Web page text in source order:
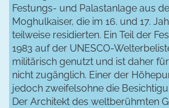
Festungs- und Palastanlage aus
Moghulkaiser, die im 16. und 17.
teilweise residierten. Ein Teil der
1983 auf der UNESCO-
militärisch genutzt und ist daher
nicht zugänglich. Einer der
jedoch zweifelsohne die
Der Architekt des weltberühmten